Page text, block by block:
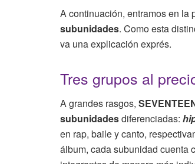
A continuación, entramos en la
subunidades. Como esta
va una explicación exprés.
Tres grupos al
A grandes rasgos,
subunidadesdiferenciadas:
en rap, baile y canto,
álbum, cada subunidad cuenta